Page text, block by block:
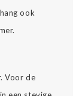
ook
Voor de